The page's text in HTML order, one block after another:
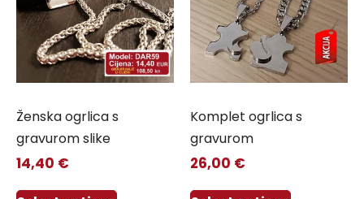
Ženska ogrlica s
gravurom slike
14,40 €
Komplet ogrlica s
gravurom
26,00 €